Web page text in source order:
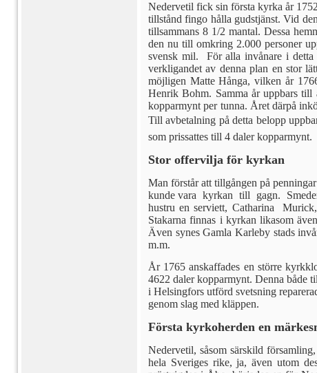
Nedervetil fick sin första kyrka år
till­stånd fingo hålla gudstjänst. Vid
till­sammans 8 1/2 mantal. Dessa
den nu till omkring 2.000 personer
svensk mil. För alla in­vånare i detta
verkligandet av denna plan en stor
möjli­gen Matte Hånga, vilken år
Henrik Bohm. Samma år uppbars
kopparmynt per tun­na. Året därpå
Till avbetalning på detta belopp
som prissattes till 4 da­ler kopparmynt.
Stor offervilja för kyrkan
Man förstår att tillgången på
kunde vara kyrkan till gagn. Smeden
hustru en serviett, Catharina
Stakarna finnas i kyrkan likasom
Även synes Gamla Karleby stads
m.m.
År 1765 anskaffades en större
4622 da­ler kopparmynt. Denna både
i Helsingfors utförd svetsning
genom slag med kläppen.
Första kyrkoherden en
Nedervetil, såsom särskild
hela Sveriges rike, ja, även utom